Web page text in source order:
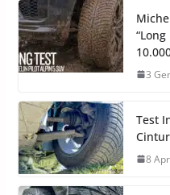
3
Test
8